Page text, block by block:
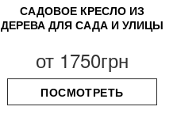
САДОВОЕ КРЕСЛО ИЗ
ДЕРЕВА ДЛЯ САДА И УЛИЦЫ
от 1750грн
ПОСМОТРЕТЬ